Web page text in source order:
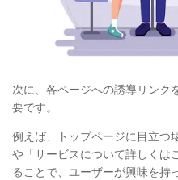
次に、各ページへの誘導リンク
要です。
例えば、トップページに目立つ
や「サービスについて詳しくは
ることで、ユーザーが興味を持